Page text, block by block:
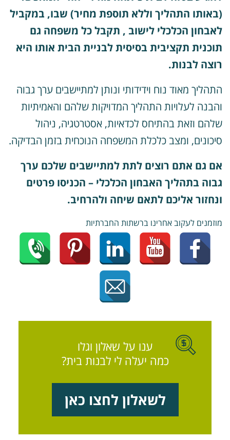
התהליך וללא תוספת מחיר) שבו, במקביל
הכלכלי לישוב , תקבל כל משפחה גם
תקציבית בסיסית לבניית הבית אותו היא
לבנות.
מאוד נוח וידידותי ונותן למתיישבים ערך גבוה
לעלויות התהליך המדויקות שלהם והאמיתיות
וזאת בהתיחס לכדאיות, אסטרטגיה, ניהול
ומצב כלכלת המשפחה הנוכחית בזמן הבדיקה.
גם אתם רוצים לתת למתיישבים שלכם ערך
בתהליך האבחון הכלכלי – הכניסו פרטים
אליכם לתאם שיחה ולהרחיב.
לעקוב אחרינו ברשתות החברתיות
ענו על שאלון וגלו
כמה יעלה לי לבנות בית?
לשאלון לחצו כאן